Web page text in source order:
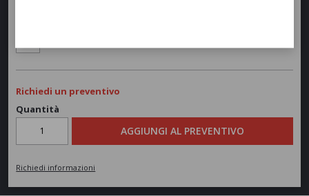
Richiedi un preventivo
Quantità
AGGIUNGI AL PREVENTIVO
Richiedi informazioni